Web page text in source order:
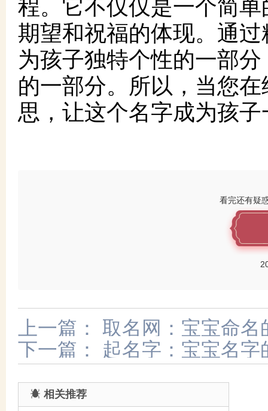
程。它不仅仅是一个简
期望和祝福的体现。通
为孩子独特个性的一部
的一部分。所以，当您
思，让这个名字成为孩
看完还有疑
上一篇：
取名网：宝宝命名
下一篇：
起名字：宝宝名字
相关推荐